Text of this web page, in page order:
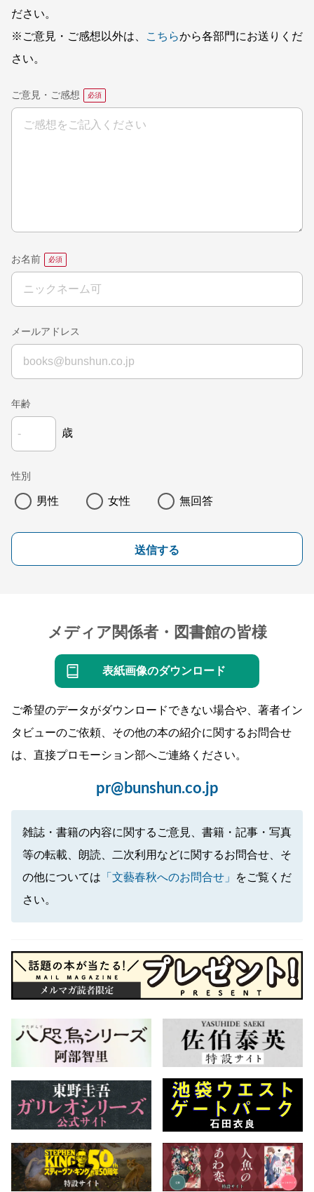
ださい。
※ご意見・ご感想以外は、
こちらから各部門にお送りくだ
さい。
ご意見・ご感想
お名前
メールアドレス
年齢
歳
性別
男性 女性 無回答
送信する
メディア関係者・図書館の皆様
表紙画像のダウンロード
ご希望のデータがダウンロードできない場合や、著者イン
タビューのご依頼、その他の本の紹介に関するお問合せ
は、直接プロモーション部へご連絡ください。
pr@bunshun.co.jp
雑誌・書籍の内容に関するご意見、書籍・記事・写真
等の転載、朗読、二次利用などに関するお問合せ、そ
の他については 「文藝春秋へのお問合せ」
をご覧くだ
さい。